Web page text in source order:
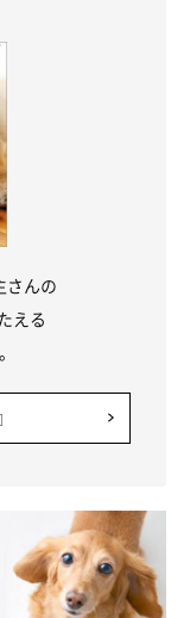
ンかも！？気がか
みまるごと解決！健
南直秀先生）
このきもち」で投稿
ご了承ください。
さんの
える